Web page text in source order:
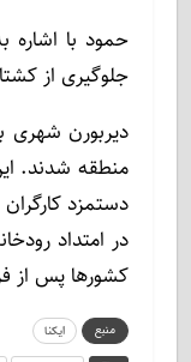
حمود با
جلوگیری از
دیربورن شهری
در امتداد
کشورها پس از
منبع
ایکنا